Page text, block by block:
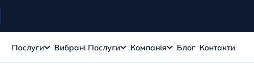
Послуги Вибрані Послуги Компанія Блог Контакти